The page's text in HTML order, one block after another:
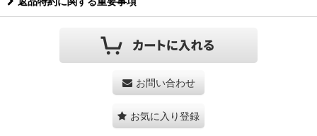
お問い合わせ
お気に入り登録